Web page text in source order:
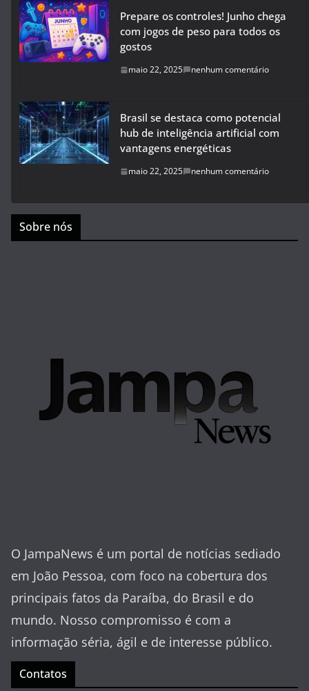
Prepare os controles! Junho chega
com jogos de peso para todos os
gostos
maio 22, 2025 nenhum comentário
Brasil se destaca como potencial
hub de inteligência artificial com
vantagens energéticas
maio 22, 2025 nenhum comentário
Sobre nós
O JampaNews é um portal de notícias sediado
em João Pessoa, com foco na cobertura dos
principais fatos da Paraíba, do Brasil e do
mundo. Nosso compromisso é com a
informação séria, ágil e de interesse público.
Contatos